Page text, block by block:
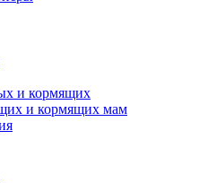
и кормящих
и кормящих мам